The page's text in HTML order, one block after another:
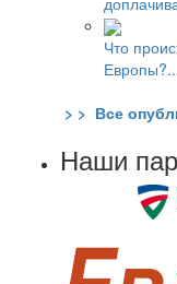
Что
> > Все
Наши